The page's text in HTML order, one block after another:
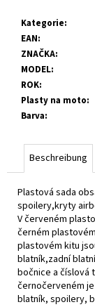
Kategorie:
EAN:
ZNAČKA:
MODEL:
ROK:
Plasty na moto:
Barva:
Beschreibung
Plastová sada
spoilery,kryty
V červeném
černém
plastovém kitu
blatník,zadní
bočnice a číslová
černočerveném
blatník, spoilery,